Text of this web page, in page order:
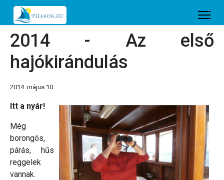
2014 - Az első
hajókirándulás
2014. május 10
Itt a nyár!
Még
borongós,
párás, hűs
reggelek
vannak.